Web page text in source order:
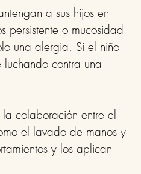
a sus hijos en
persistente o mucosidad
una alergia. Si el niño
contra una
colaboración entre el
el lavado de manos y
y los aplican